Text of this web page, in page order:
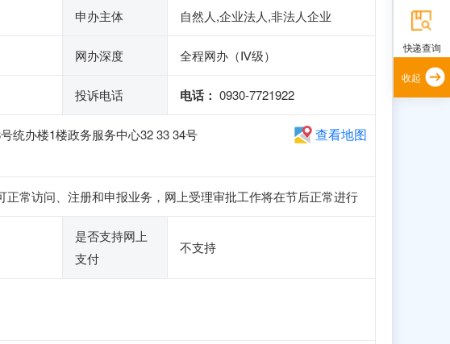
申办主体 自然人,企业法人,非法人企业
网办深度 全程网办（Ⅳ级）
投诉电话 电话： 0930-7721922
统办楼1楼政务服务中心32 33 34号
查看地图
常访问、注册和申报业务，网上受理审批工作将在节后正常进行
是否支持网上
支付
不支持
快递查询
收起